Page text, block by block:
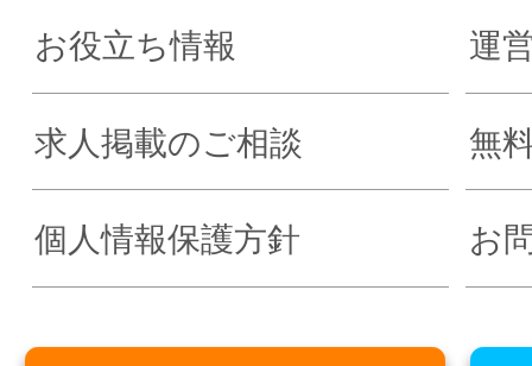
お役立ち情報 運
求人掲載のご相談 無
個人情報保護方針 お